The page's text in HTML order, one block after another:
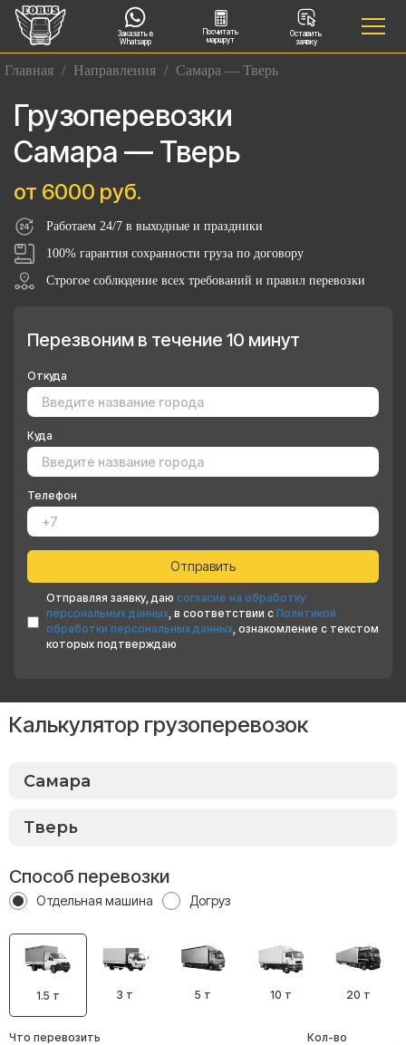
Заказать в
Whatsapp
Посчитать
маршрут
Оставить
заявку
Главная / Направления / Самара — Тверь
Грузоперевозки
Самара — Тверь
от 6000 руб.
Работаем 24/7 в выходные и праздники
100% гарантия сохранности груза по договору
Строгое соблюдение всех требований и правил перевозки
Перезвоним в течение 10 минут
Откуда
Куда
Телефон
Отправляя заявку, даю согласие на обработку
персональных данных, в соответствии с Политикой
обработки персональных данных, ознакомление с текстом
которых подтверждаю
Калькулятор грузоперевозок
Способ перевозки
Отдельная машина Догруз
1.5 т 3 т 5 т 10 т 20 т
Что перевозить Кол-во